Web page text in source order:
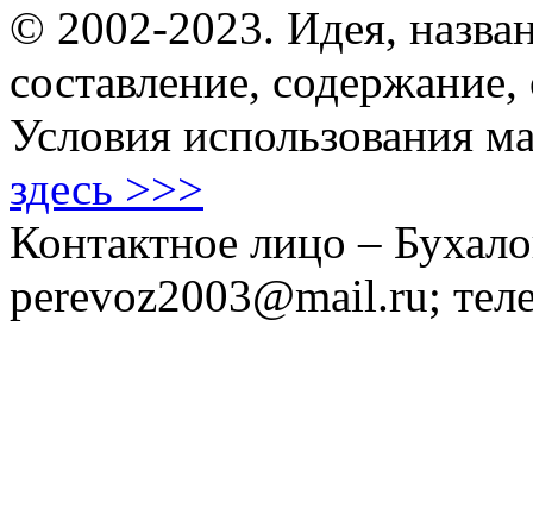
© 2002-2023. Идея,
составление,
Условия использования
здесь >>>
Контактное лицо –
perevoz2003@mail.ru;